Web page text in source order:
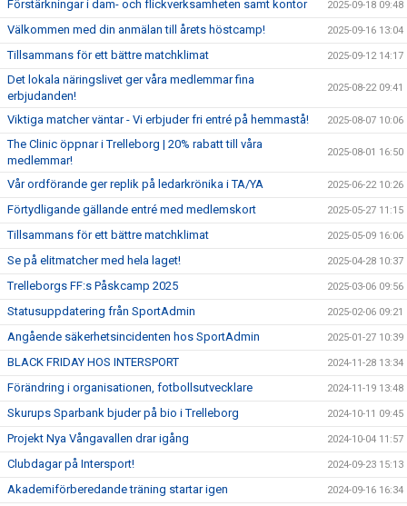
Förstärkningar i dam- och flickverksamheten samt kontor 2025-09-18 09:48
Välkommen med din anmälan till årets höstcamp! 2025-09-16 13:04
Tillsammans för ett bättre matchklimat 2025-09-12 14:17
Det lokala näringslivet ger våra medlemmar fina
erbjudanden!
2025-08-22 09:41
Viktiga matcher väntar - Vi erbjuder fri entré på hemmastå! 2025-08-07 10:06
The Clinic öppnar i Trelleborg | 20% rabatt till våra
medlemmar!
2025-08-01 16:50
Vår ordförande ger replik på ledarkrönika i TA/YA 2025-06-22 10:26
Förtydligande gällande entré med medlemskort 2025-05-27 11:15
Tillsammans för ett bättre matchklimat 2025-05-09 16:06
Se på elitmatcher med hela laget! 2025-04-28 10:37
Trelleborgs FF:s Påskcamp 2025 2025-03-06 09:56
Statusuppdatering från SportAdmin 2025-02-06 09:21
Angående säkerhetsincidenten hos SportAdmin 2025-01-27 10:39
BLACK FRIDAY HOS INTERSPORT 2024-11-28 13:34
Förändring i organisationen, fotbollsutvecklare 2024-11-19 13:48
Skurups Sparbank bjuder på bio i Trelleborg 2024-10-11 09:45
Projekt Nya Vångavallen drar igång 2024-10-04 11:57
Clubdagar på Intersport! 2024-09-23 15:13
Akademiförberedande träning startar igen 2024-09-16 16:34